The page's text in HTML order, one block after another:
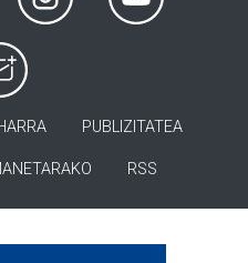
PUBLIZITATEA
RSS